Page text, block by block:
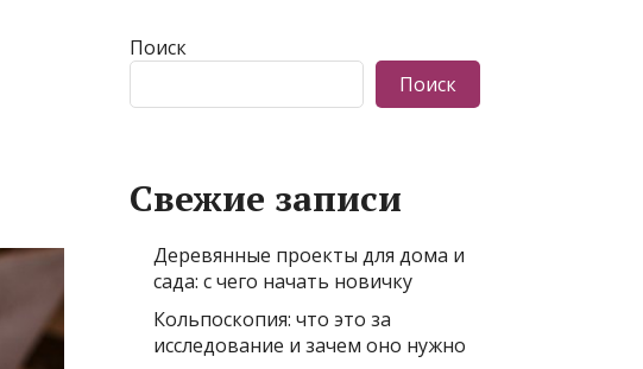
Поиск
Поиск
Свежие записи
Деревянные проекты для дома и
сада: с чего начать новичку
Кольпоскопия: что это за
исследование и зачем оно нужно